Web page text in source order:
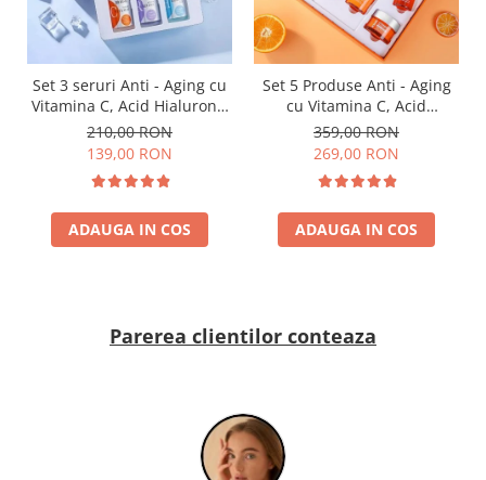
Set 3 seruri Anti - Aging cu
Vitamina C, Acid Hialuronic
si Retinol - Dr. Rashel Facial
Serum pack
210,00 RON
139,00 RON
ADAUGA IN COS
Set 5 Produse Anti - Aging
cu Vitamina C, Acid
Hialuronic si Niacinamide
pentru Luminozitate - Dr.
Rashel Skin Care
359,00 RON
269,00 RON
ADAUGA IN COS
Parerea clientilor conteaza